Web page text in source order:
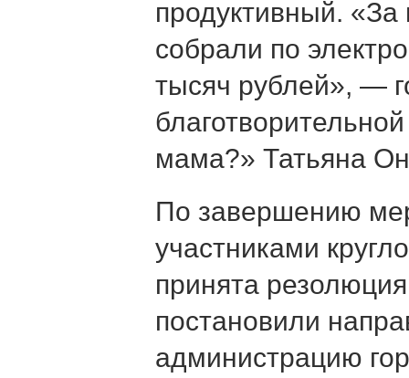
продуктивный.
собрали по
тысяч рублей», —
мама?» Татьяна
По завершению
участниками
принята
постановили
администрацию